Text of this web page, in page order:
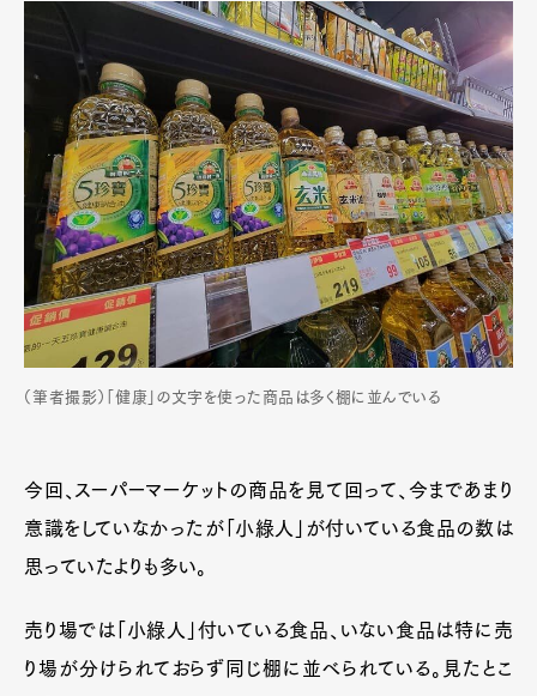
（筆者撮影）「健康」の文字を使った商品は多く棚に並んでいる
今回、スーパーマーケットの商品を見て回って、今まであまり
意識をしていなかったが「小綠人」が付いている食品の数は
思っていたよりも多い。
売り場では「小綠人」付いている食品、いない食品は特に売
り場が分けられておらず同じ棚に並べられている。見たとこ